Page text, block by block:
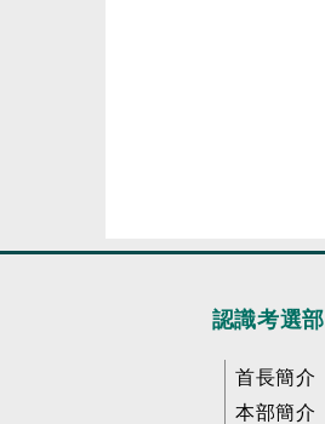
認識考選部
首長簡介
本部簡介